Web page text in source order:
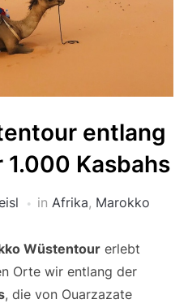
entlang
Kasbahs
in Afrika, Marokko
Wüstentourerlebt
Orte wir entlang der
, die von Ouarzazate